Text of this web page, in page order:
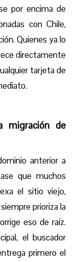
por encima de
con Chile,
Quienes ya lo
directamente
tarjeta de
migración de
anterior a
que muchos
el sitio viejo,
prioriza la
eso de raíz.
el buscador
primero el